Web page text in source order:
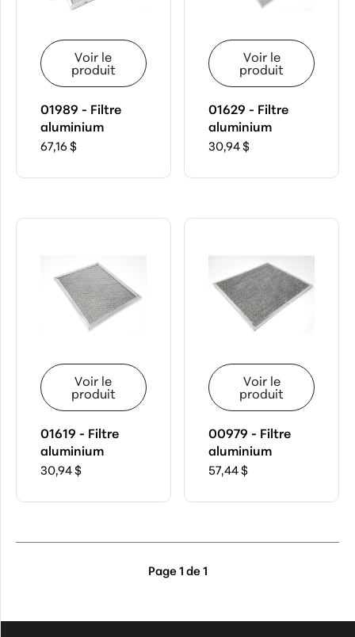
Voir le
produit
01989 - Filtre
aluminium
67,16 $
Voir le
produit
01629 - Filtre
aluminium
30,94 $
Voir le
produit
01619 - Filtre
aluminium
30,94 $
Voir le
produit
00979 - Filtre
aluminium
57,44 $
Page1de1